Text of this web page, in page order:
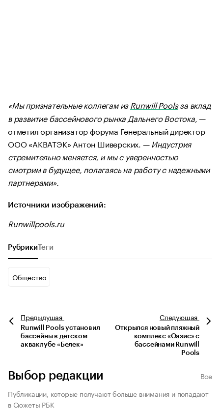
«Мы признательные коллегам из Runwill Poolsза вклад
в развитие бассейнового рынка Дальнего Востока,—
отметил организатор форума Генеральный директор
ООО «АКВАТЭК» Антон Шиверских. — Индустрия
стремительно меняется, и мы с уверенностью
смотрим в будущее, полагаясь на работу с надежными
партнерами».
Источники изображений:
Runwillpools.ru
Рубрики Теги
Общество
Предыдущая
Runwill Pools установил
бассейны в детском
акваклубе «Белек»
Следующая
Открылся новый пляжный
комплекс «Оазис» с
бассейнами Runwill
Pools
Выбор редакции
Все
Публикации, которые получают больше внимания и попадают
в Сюжеты РБК